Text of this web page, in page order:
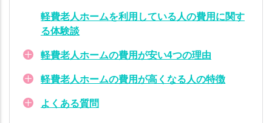
軽費老人ホームを利用している人の費用に関す
る体験談
軽費老人ホームの費用が安い4つの理由
軽費老人ホームの費用が高くなる人の特徴
よくある質問
ー
ム
の
費
用
安